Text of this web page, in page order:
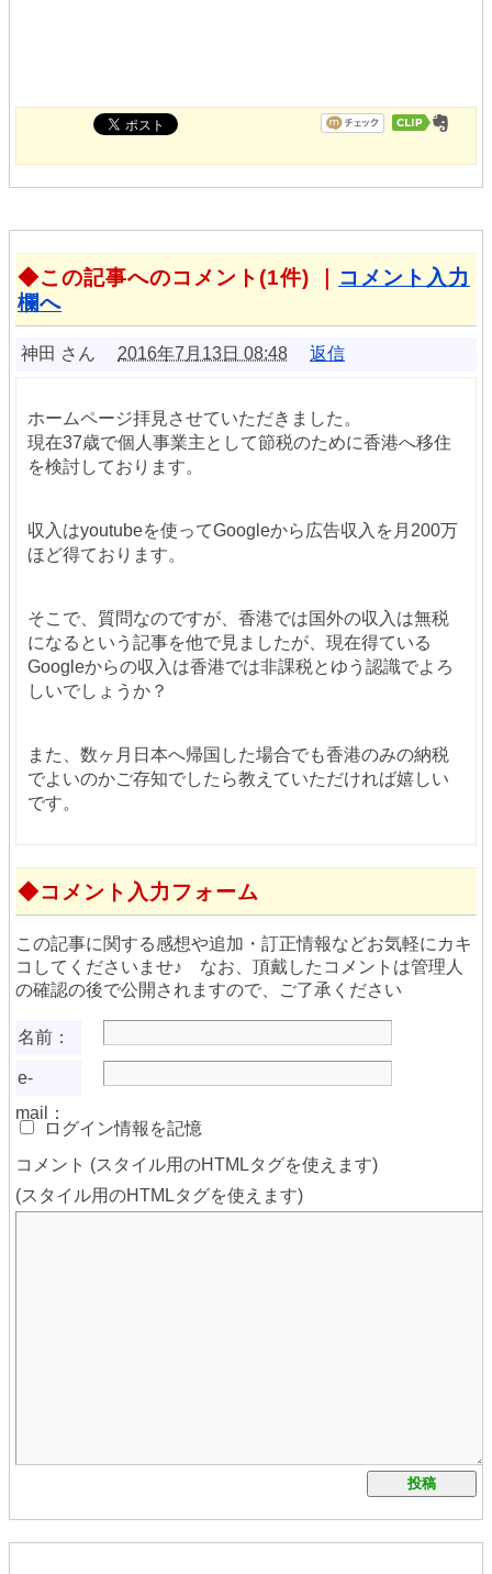
この記事へのコメント(1件) ｜ コメント入力
欄へ
神田 さん 2016年7月13日 08:48 返信
ホームページ拝見させていただきました。
現在37歳で個人事業主として節税のために香港へ移住
を検討しております。
収入はyoutubeを使ってGoogleから広告収入を月200万
ほど得ております。
そこで、質問なのですが、香港では国外の収入は無税
になるという記事を他で見ましたが、現在得ている
Googleからの収入は香港では非課税とゆう認識でよろ
しいでしょうか？
また、数ヶ月日本へ帰国した場合でも香港のみの納税
でよいのかご存知でしたら教えていただければ嬉しい
です。
コメント入力フォーム
この記事に関する感想や追加・訂正情報などお気軽にカキ
コしてくださいませ♪ なお、頂戴したコメントは管理人
の確認の後で公開されますので、ご了承ください
名前：
e-
mail：
ログイン情報を記憶
コメント (スタイル用のHTMLタグを使えます)
(スタイル用のHTMLタグを使えます)